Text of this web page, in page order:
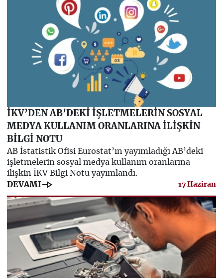
İKV’DEN AB’DEKİ İŞLETMELERİN SOSYAL
MEDYA KULLANIM ORANLARINA İLİŞKİN
BİLGİ NOTU
AB İstatistik Ofisi Eurostat’ın yayımladığı AB’deki
işletmelerin sosyal medya kullanım oranlarına
ilişkin İKV Bilgi Notu yayımlandı.
DEVAMI line_end_arrow 17 Haziran